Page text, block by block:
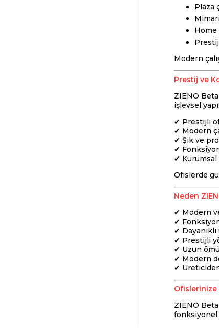
Plaza
Home
Modern
Prestij ve
ZIENO
işlevsel
✔ Prestijli
✔ Modern
✔ Şık ve
✔
✔ Kurumsal
Ofislerde
Neden
✔ Modern
✔
✔
✔ Prestijli
✔ Uzun
✔ Modern
✔
Ofislerinize
ZIENO
fonksiyonel